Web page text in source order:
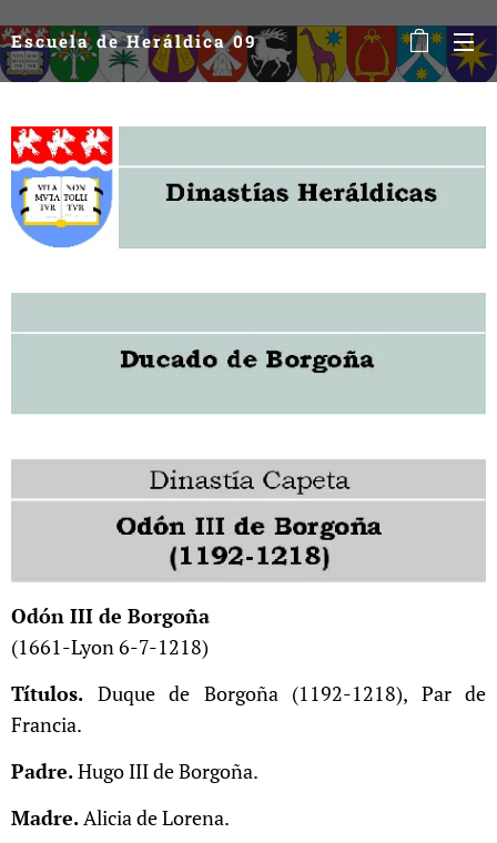
Escuela de Heráldica 09
Odón III de Borgoña
(1661​-Lyon 6-7-1218)
Títulos. Duque de Borgoña (1192-1218), Par de
Francia.
Padre.Hugo III de Borgoña.
Madre. Alicia de Lorena.